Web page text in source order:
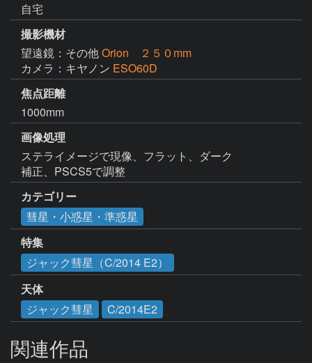
自宅
撮影機材
望遠鏡：その他Orion ２５０mm
カメラ：キヤノン ESO60D
焦点距離
1000mm
画像処理
ステライメージで現像、フラット、ダーク
補正、PSCS5で調整
カテゴリー
彗星・小惑星・準惑星
特集
ジャック彗星（C/2014 E2）
天体
ジャック彗星
C/2014E2
関連作品